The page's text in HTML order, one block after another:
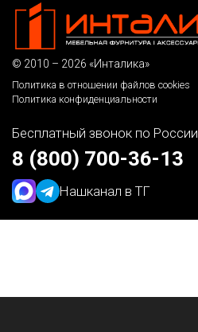
© 2010 – 2026 «Инталика»
Политика в отношении файлов cookies
Политика конфиденциальности
Бесплатный звонок по России
8 (800) 700-36-13
Нашканал в ТГ